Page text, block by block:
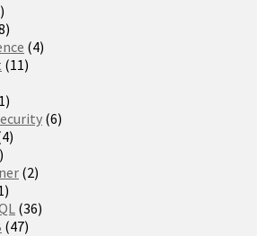
(4)
(11)
(6)
(2)
(36)
(47)